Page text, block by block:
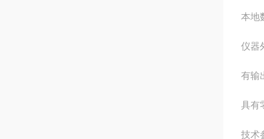
本地
仪器
有输
具有
技术